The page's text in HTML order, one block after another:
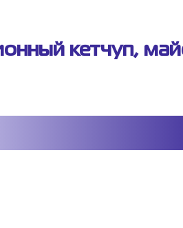
кетчуп,